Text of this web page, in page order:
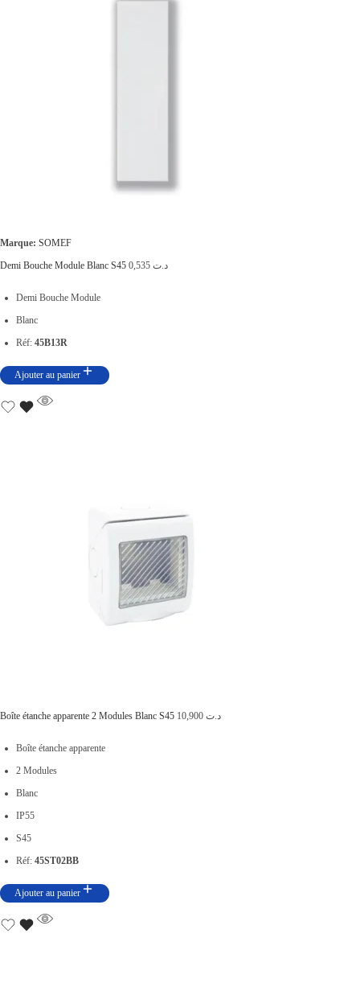
Marque: SOMEF
Demi Bouche Module Blanc S45
د.ت
Demi Bouche Module
Blanc
Réf: 45B13R
Ajouter au panier
Boîte étanche apparente 2 Modules Blanc S45 د.ت
Boîte étanche apparente
2 Modules
Blanc
IP55
S45
Réf: 45ST02BB
Ajouter au panier